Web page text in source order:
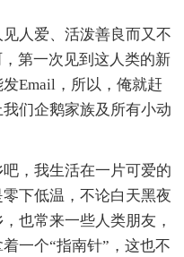
人爱、活泼善良而又不
第一次见到这人类的新
Email，所以，俺就赶
们企鹅家族及所有小动
，我生活在一片可爱的
下低温，不论白天黑夜
也常来一些人类朋友，
一个“指南针”，这也不